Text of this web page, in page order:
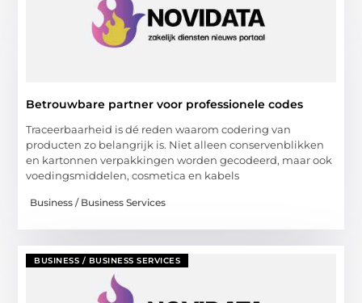
Betrouwbare partner voor professionele codes
Traceerbaarheid is dé reden waarom codering van
producten zo belangrijk is. Niet alleen conservenblikken
en kartonnen verpakkingen worden gecodeerd, maar ook
voedingsmiddelen, cosmetica en kabels
Business / Business Services
BUSINESS / BUSINESS SERVICES